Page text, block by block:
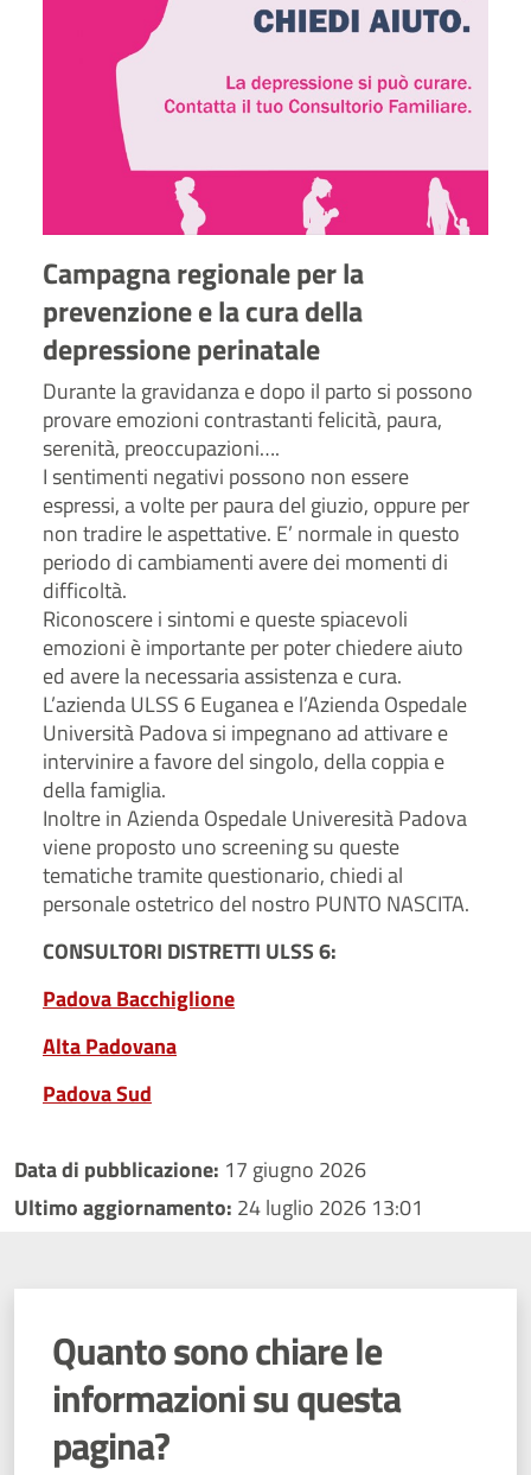
Campagna regionale per la
prevenzione e la cura della
depressione perinatale
Durante la gravidanza e dopo il parto si possono
provare emozioni contrastanti felicità, paura,
serenità, preoccupazioni….
I sentimenti negativi possono non essere
espressi, a volte per paura del giuzio, oppure per
non tradire le aspettative. E’ normale in questo
periodo di cambiamenti avere dei momenti di
difficoltà.
Riconoscere i sintomi e queste spiacevoli
emozioni è importante per poter chiedere aiuto
ed avere la necessaria assistenza e cura.
L’azienda ULSS 6 Euganea e l’Azienda Ospedale
Università Padova si impegnano ad attivare e
intervinire a favore del singolo, della coppia e
della famiglia.
Inoltre in Azienda Ospedale Univeresità Padova
viene proposto uno screening su queste
tematiche tramite questionario, chiedi al
personale ostetrico del nostro PUNTO NASCITA.
CONSULTORI DISTRETTI ULSS 6:
Padova Bacchiglione
Alta Padovana
Padova Sud
Data di pubblicazione: 17 giugno 2026
Ultimo aggiornamento: 24 luglio 2026 13:01
Quanto sono chiare le
informazioni su questa
pagina?